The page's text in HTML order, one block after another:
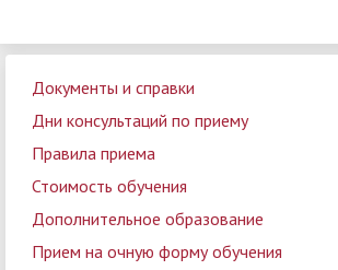
Документы и справки
Дни консультаций по приему
Правила приема
Стоимость обучения
Дополнительное образование
Прием на очную форму обучения